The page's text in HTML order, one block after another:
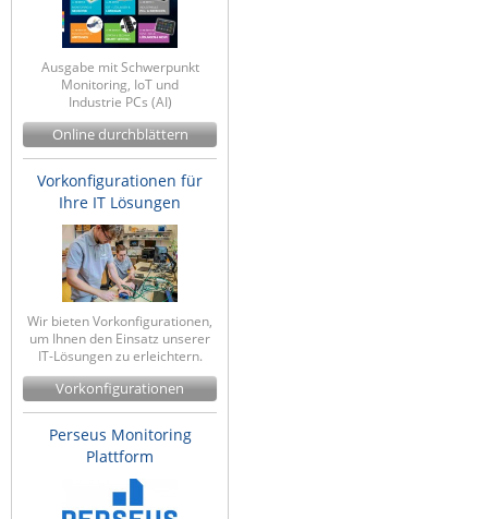
Ausgabe mit Schwerpunkt
Monitoring, IoT und
Industrie PCs (AI)
Online durchblättern
Vorkonfigurationen für
Ihre IT Lösungen
Wir bieten Vorkonfigurationen,
um Ihnen den Einsatz unserer
IT-Lösungen zu erleichtern.
Vorkonfigurationen
Perseus Monitoring
Plattform